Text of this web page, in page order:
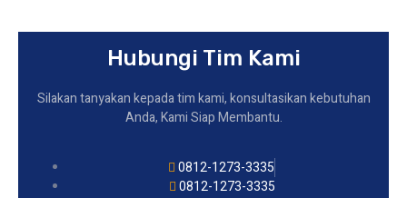
Hubungi Tim Kami
Silakan tanyakan kepada tim kami, konsultasikan kebutuhan
Anda, Kami Siap Membantu.
0812-1273-3335
0812-1273-3335